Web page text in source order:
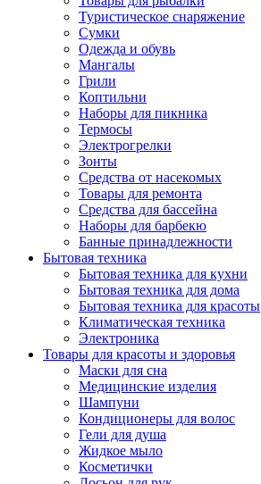
Туристическое снаряжение
Сумки
Одежда и обувь
Мангалы
Грили
Коптильни
Наборы для пикника
Термосы
Электрогрелки
Зонты
Средства от насекомых
Товары для ремонта
Средства для бассейна
Наборы для барбекю
Банные принадлежности
Бытовая техника
Бытовая техника для кухни
Бытовая техника для дома
Бытовая техника для красоты
Климатическая техника
Электроника
Товары для красоты и здоровья
Маски для сна
Медицинские изделия
Шампуни
Кондиционеры для волос
Гели для душа
Жидкое мыло
Косметички